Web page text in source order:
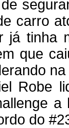
carro
já tinha
que
Robe
a
do